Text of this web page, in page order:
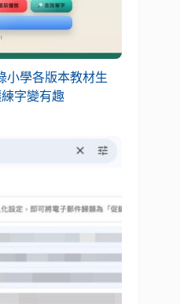
小學各版本教材生
字變有趣